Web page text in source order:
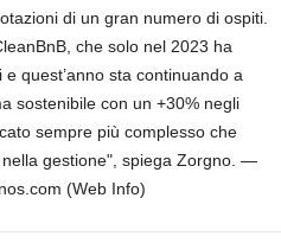
di un gran numero di ospiti.
che solo nel 2023 ha
quest’anno sta continuando a
sostenibile con un +30% negli
sempre più complesso che
gestione", spiega Zorgno. —
(Web Info)